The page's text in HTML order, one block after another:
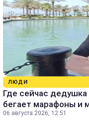
ЛЮДИ
Где сейчас
бегает марафоны и
06 августа 2026, 12:51